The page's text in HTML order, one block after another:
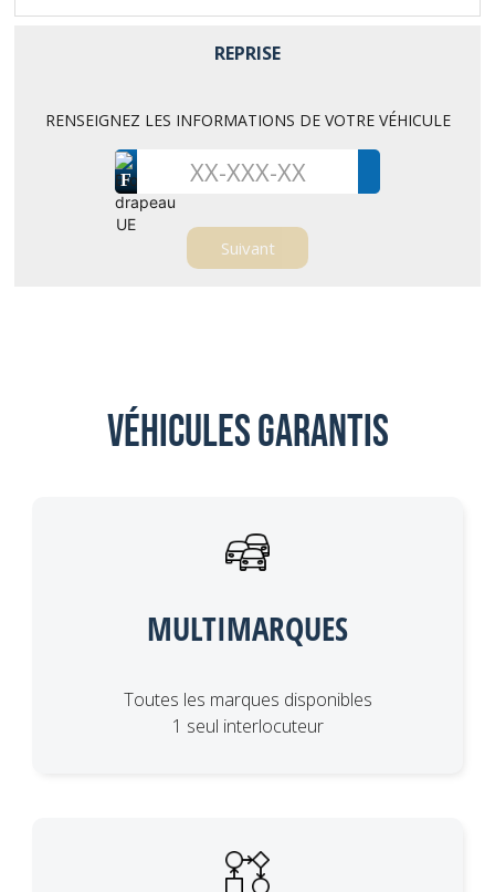
REPRISE
RENSEIGNEZ LES INFORMATIONS DE VOTRE VÉHICULE
F
Véhicules garantis
MULTIMARQUES
Toutes les marques disponibles
1 seul interlocuteur